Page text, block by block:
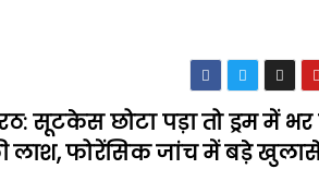
सूटकेस छोटा पड़ा तो ड्रम में भर
लाश, फोरेंसिक जांच में बड़े